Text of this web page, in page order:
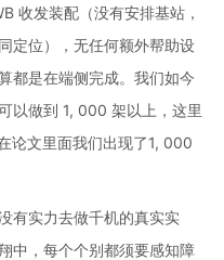
收发装配（没有安排基站，
定位），无任何额外帮助设
都是在端侧完成。我们如今
以做到 1, 000 架以上，这里
论文里面我们出现了1, 000
有实力去做千机的真实实
中，每个个别都须要感知障